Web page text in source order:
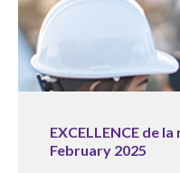
EXCELLENCE de
February 2025